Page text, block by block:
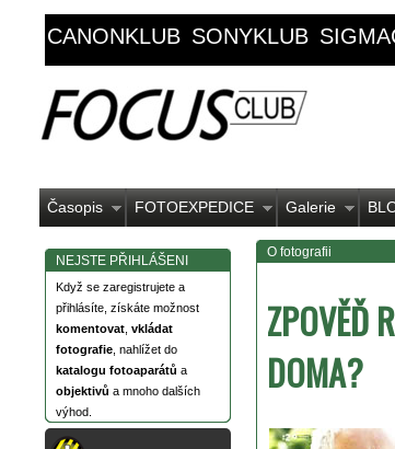
CANONKLUB SONYKLUB
Časopis FOTOEXPEDICE Galerie
NEJSTE PŘIHLÁŠENI
Když se zaregistrujete a
přihlásíte, získáte možnost
komentovat vkládat
fotografie , nahlížet do
katalogu fotoaparátů a
objektivů a mnoho dalších
výhod.
O fotografii
ZPOVĚĎ
DOMA?